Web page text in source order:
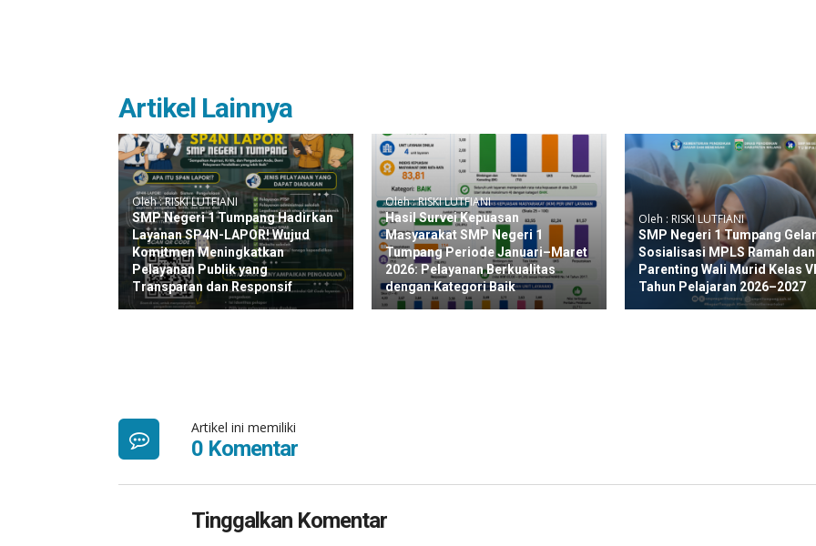
Artikel Lainnya
Oleh : RISKI LUTFIANI
SMP Negeri 1 Tumpang Hadirkan
Layanan SP4N-LAPOR! Wujud
Komitmen Meningkatkan
Pelayanan Publik yang
Transparan dan Responsif
Oleh : RISKI LUTFIANI
Hasil Survei Kepuasan
Masyarakat SMP Negeri 1
Tumpang Periode Januari–Maret
2026: Pelayanan Berkualitas
dengan Kategori Baik
Oleh : RISKI LUTFIANI
SMP Negeri 1 Tumpang Gelar
Sosialisasi MPLS Ramah dan
Parenting Wali Murid Kelas
Tahun Pelajaran 2026–2027
Artikel ini memiliki
0 Komentar
Tinggalkan Komentar